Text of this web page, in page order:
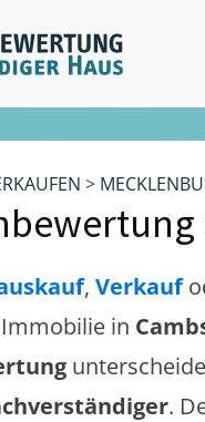
>
, Verkauf
in
.